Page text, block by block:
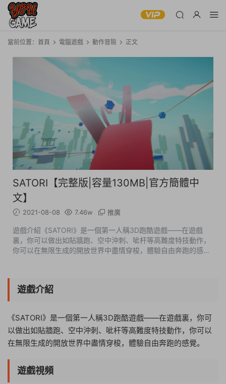
當前位置： 首頁 電腦遊戲 動作冒險 正文
SATORI【完整版|容量130MB|官方簡體中
文】
2021-08-08 7.46w 推廣
遊戲介紹《SATORI》是一個第一人稱3D跑酷遊戲——在遊戲
裏，你可以做出如貼牆跑、空中沖刺、呲杆等高難度特技動作，
你可以在無限生成的開放世界中盡情穿梭，體驗自由奔跑的感
遊戲介紹
《SATORI》是一個第一人稱3D跑酷遊戲——在遊戲裏，你可
以做出如貼牆跑、空中沖刺、呲杆等高難度特技動作，你可以
在無限生成的開放世界中盡情穿梭，體驗自由奔跑的感覺。
遊戲視頻